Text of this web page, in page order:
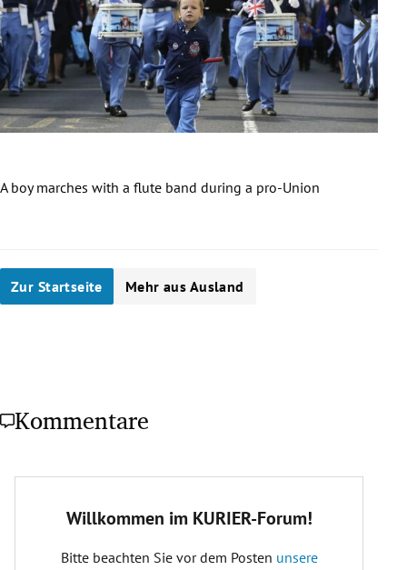
A boy marches with a flute band during a pro-Union
Zur Startseite Mehr aus Ausland
Kommentare